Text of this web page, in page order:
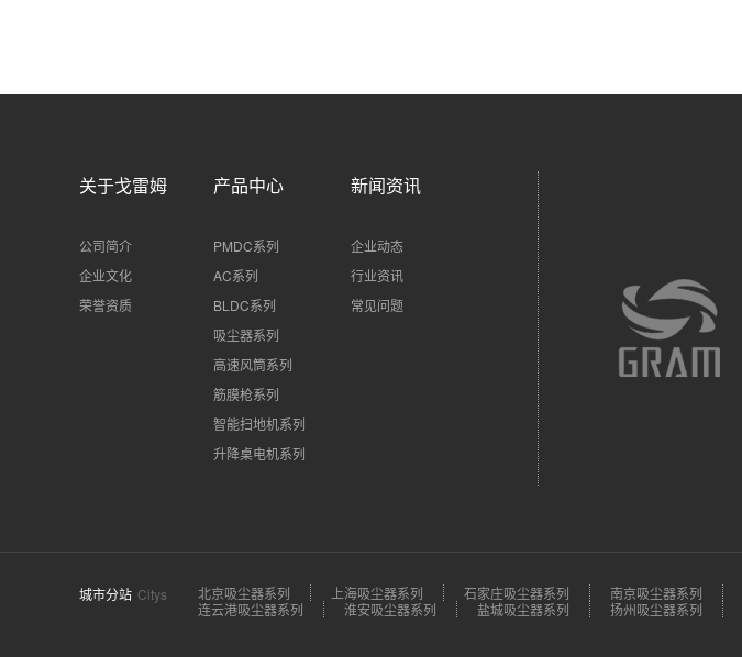
关于戈雷姆
公司简介
企业文化
荣誉资质
产品中心
PMDC系列
AC系列
BLDC系列
吸尘器系列
高速风筒系列
筋膜枪系列
智能扫地机系列
升降桌电机系列
新闻资讯
企业动态
行业资讯
常见问题
城市分站 Citys 北京吸尘器系列 上海吸尘器系列 石家庄吸尘器系列 南京吸尘器系列
连云港吸尘器系列
淮安吸尘器系列 盐城吸尘器系列 扬州吸尘器系列